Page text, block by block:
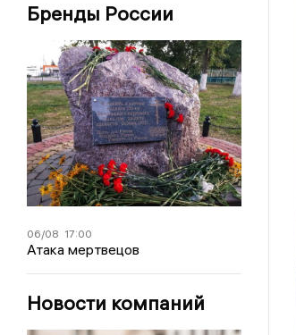
Бренды России
06/08 17:00
Атака мертвецов
Новости компаний